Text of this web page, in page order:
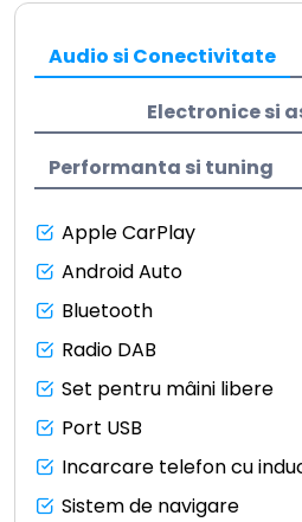
Audio si Conectivitate
Electronice si
Performanta si tuning
Apple CarPlay
Android Auto
Bluetooth
Radio DAB
Set pentru mâini libere
Port USB
Incarcare telefon cu
Sistem de navigare